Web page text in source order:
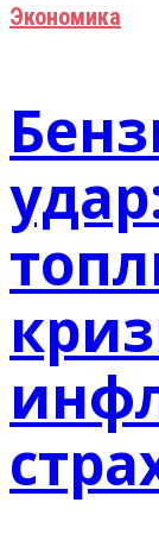
Экономика